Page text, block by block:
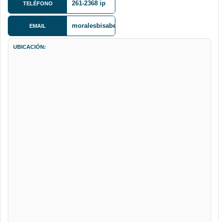
TELÉFONO 261-2368 ip
EMAIL moralesbisabel@gmail.com
UBICACIÓN: